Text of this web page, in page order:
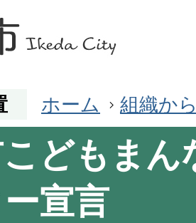
ホーム 組織か
どもまん
宣言